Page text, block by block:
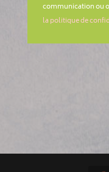
communication ou
la politique de